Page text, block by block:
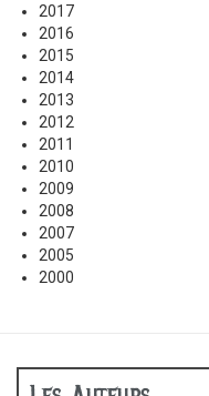
2017
2016
2015
2014
2013
2012
2011
2010
2009
2008
2007
2005
2000